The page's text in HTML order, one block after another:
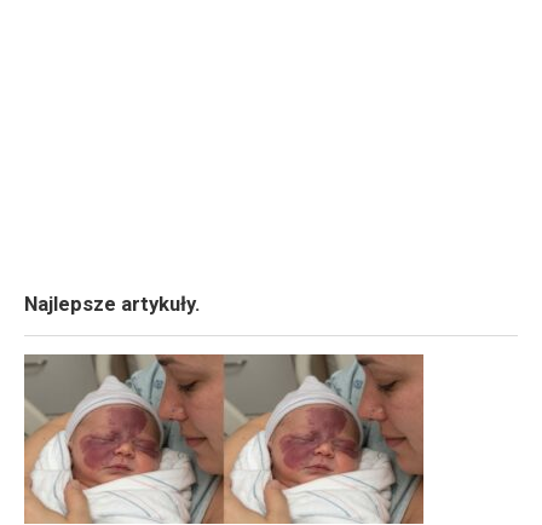
Najlepsze artykuły.